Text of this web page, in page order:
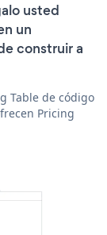
usted
un
construir a
Table de código
Pricing